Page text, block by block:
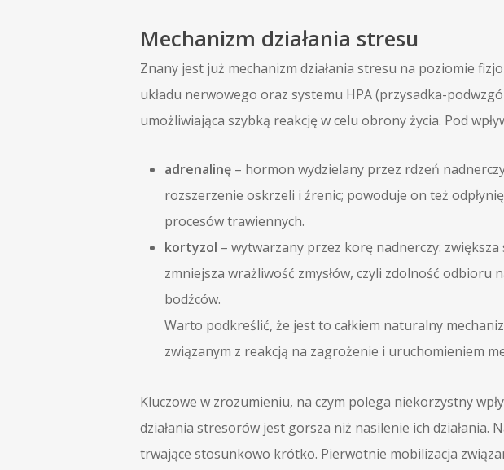
Mechanizm działania stresu
Znany jest już mechanizm działania stresu na poziomie
układu nerwowego oraz systemu HPA (przysadka-
umożliwiająca szybką reakcję w celu obrony życia. Pod
adrenalinę – hormon wydzielany przez rdzeń
rozszerzenie oskrzeli i źrenic; powoduje on też
procesów trawiennych.
kortyzol – wytwarzany przez korę nadnerczy:
zmniejsza wrażliwość zmysłów, czyli zdolność odbioru
bodźców.
Warto podkreślić, że jest to całkiem naturalny
związanym z reakcją na zagrożenie i uruchomieniem
Kluczowe w zrozumieniu, na czym polega niekorzystny
działania stresorów jest gorsza niż nasilenie ich
trwające stosunkowo krótko. Pierwotnie mobilizacja